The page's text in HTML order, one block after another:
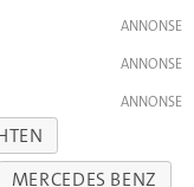
MERCEDES BENZ